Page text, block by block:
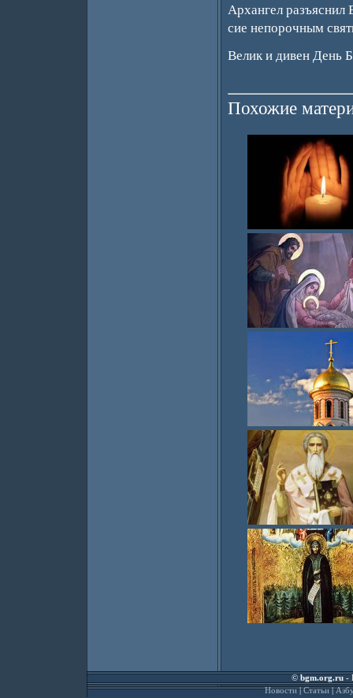
Архангел разъяснил
сие непорочным
Велик и дивен День
Похожие
©bgm.org.ru-
Новости|Статьи|